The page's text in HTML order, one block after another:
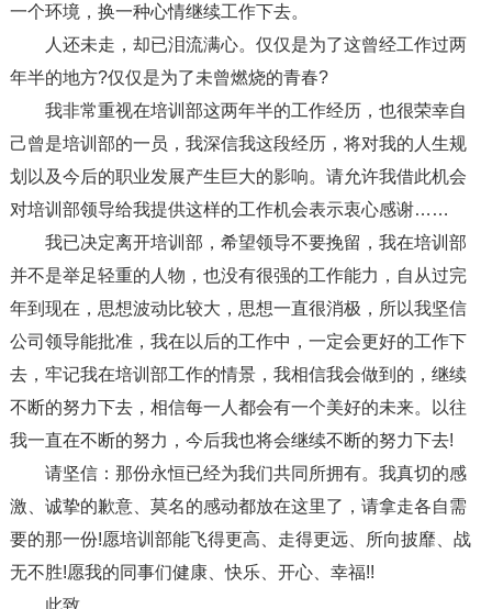
一个环境，换一种心情继续工作下去。
人还未走，却已泪流满心。仅仅是为了这曾经工作过两
年半的地方?仅仅是为了未曾燃烧的青春?
我非常重视在培训部这两年半的工作经历，也很荣幸自
己曾是培训部的一员，我深信我这段经历，将对我的人生规
划以及今后的职业发展产生巨大的影响。请允许我借此机会
对培训部领导给我提供这样的工作机会表示衷心感谢……
我已决定离开培训部，希望领导不要挽留，我在培训部
并不是举足轻重的人物，也没有很强的工作能力，自从过完
年到现在，思想波动比较大，思想一直很消极，所以我坚信
公司领导能批准，我在以后的工作中，一定会更好的工作下
去，牢记我在培训部工作的情景，我相信我会做到的，继续
不断的努力下去，相信每一人都会有一个美好的未来。以往
我一直在不断的努力，今后我也将会继续不断的努力下去!
请坚信：那份永恒已经为我们共同所拥有。我真切的感
激、诚挚的歉意、莫名的感动都放在这里了，请拿走各自需
要的那一份!愿培训部能飞得更高、走得更远、所向披靡、战
无不胜!愿我的同事们健康、快乐、开心、幸福!!
此致